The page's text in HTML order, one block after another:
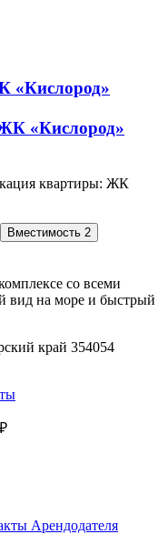
«Кислород»
квартиры: ЖК
Вместимость 2
со всеми
вид на море и быстрый
край 354054
Арендодателя